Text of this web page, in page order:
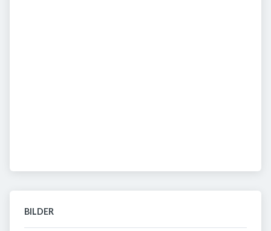
BILDER